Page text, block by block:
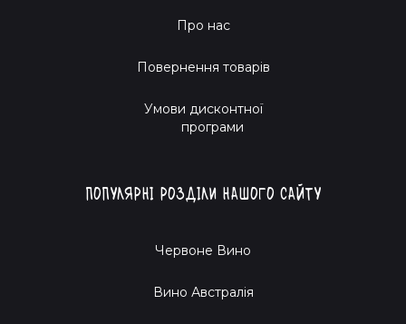
Про нас
Повернення товарів
Умови дисконтної
програми
Популярні розділи нашого сайту
Червоне Вино
Вино Австралія